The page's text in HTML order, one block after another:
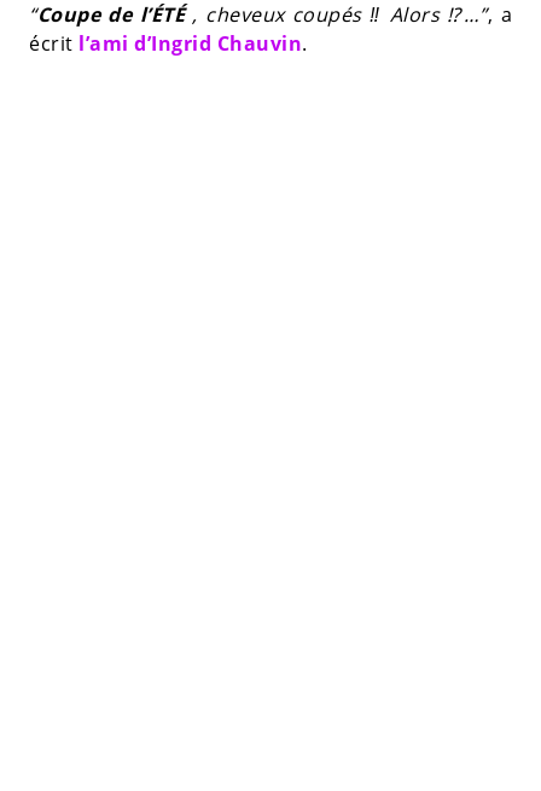
“Coupe de l’ÉTÉ , cheveux coupés ‼️ Alors ⁉️…”, a
écrit l’ami d’Ingrid Chauvin.